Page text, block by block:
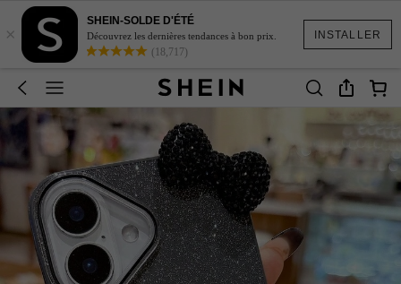
INSTALLER
×
SHEIN-SOLDE D'ÉTÉ
Découvrez les dernières tendances à bon prix.
(18,717)